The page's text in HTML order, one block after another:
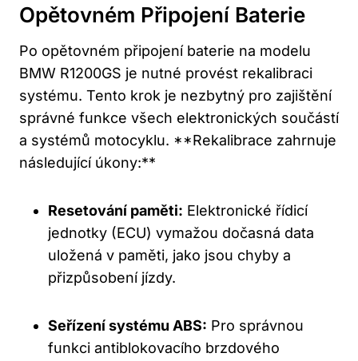
Opětovném Připojení Baterie
Po opětovném připojení baterie na modelu
BMW R1200GS je nutné provést rekalibraci
systému. Tento krok je nezbytný pro zajištění
správné funkce všech elektronických součástí
a systémů motocyklu. **Rekalibrace zahrnuje
následující úkony:**
Resetování paměti: Elektronické řídicí
jednotky (ECU) vymažou dočasná data
uložená v paměti, jako jsou chyby a
přizpůsobení jízdy.
Seřízení systému ABS: Pro správnou
funkci antiblokovacího brzdového